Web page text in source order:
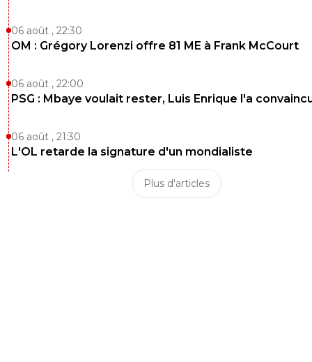
06 août , 22:30
OM : Grégory Lorenzi offre 81 ME à Frank McCourt
06 août , 22:00
PSG : Mbaye voulait rester, Luis Enrique l'a
06 août , 21:30
L'OL retarde la signature d'un mondialiste
Plus d'articles